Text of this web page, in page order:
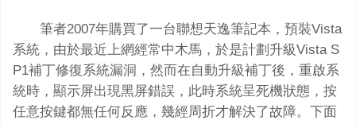
筆者2007年購買了一台聯想天逸筆記本，預裝Vista
系統，由於最近上網經常中木馬，於是計劃升級Vista S
P1補丁修復系統漏洞，然而在自動升級補丁後，重啟系
統時，顯示屏出現黑屏錯誤，此時系統呈死機狀態，按
任意按鍵都無任何反應，幾經周折才解決了故障。下面